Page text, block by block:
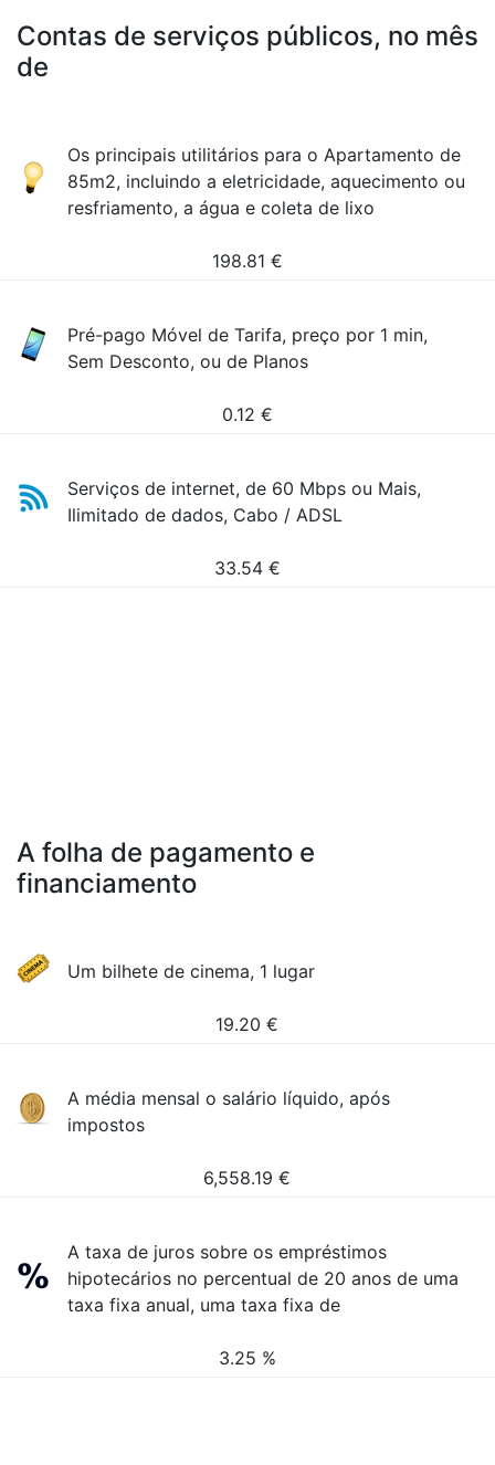
Contas de serviços públicos, no mês
de
Os principais utilitários para o Apartamento de
85m2, incluindo a eletricidade, aquecimento ou
resfriamento, a água e coleta de lixo
198.81 €
Pré-pago Móvel de Tarifa, preço por 1 min,
Sem Desconto, ou de Planos
0.12 €
Serviços de internet, de 60 Mbps ou Mais,
Ilimitado de dados, Cabo / ADSL
33.54 €
A folha de pagamento e
financiamento
Um bilhete de cinema, 1 lugar
19.20 €
A média mensal o salário líquido, após
impostos
6,558.19 €
A taxa de juros sobre os empréstimos
hipotecários no percentual de 20 anos de uma
taxa fixa anual, uma taxa fixa de
3.25 %